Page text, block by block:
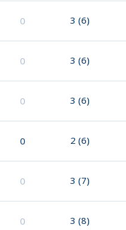
0 3 (6)
0 3 (6)
0 3 (6)
0 2 (6)
0 3 (7)
0 3 (8)